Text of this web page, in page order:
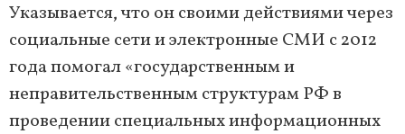
Указывается, что он своими действиями через
социальные сети и электронные СМИ с 2012
года помогал «государственным и
неправительственным структурам РФ в
проведении специальных информационных